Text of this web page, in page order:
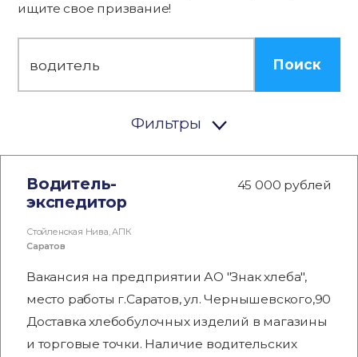
ищите свое призвание!
Поиск
Фильтры
Водитель-
экспедитор
45 000 рублей
Стойленская Нива, АПК
Саратов
Вакансия на предприятии АО "Знак хлеба",
место работы г.Саратов, ул. Чернышевского,90
Доставка хлебобулочных изделий в магазины
и торговые точки. Наличие водительских